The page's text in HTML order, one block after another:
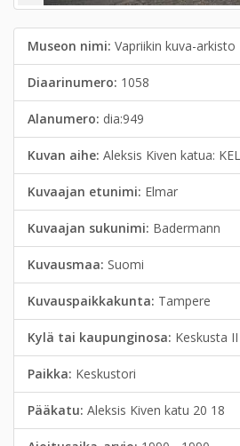
Museon nimi: Vapriikin kuva-arkisto
Diaarinumero: 1058
Alanumero: dia:949
Kuvan aihe: Aleksis Kiven katua:
Kuvaajan etunimi: Elmar
Kuvaajan sukunimi: Badermann
Kuvausmaa: Suomi
Kuvauspaikkakunta: Tampere
Kylä tai kaupunginosa: Keskusta II
Paikka: Keskustori
Pääkatu: Aleksis Kiven katu 20 18